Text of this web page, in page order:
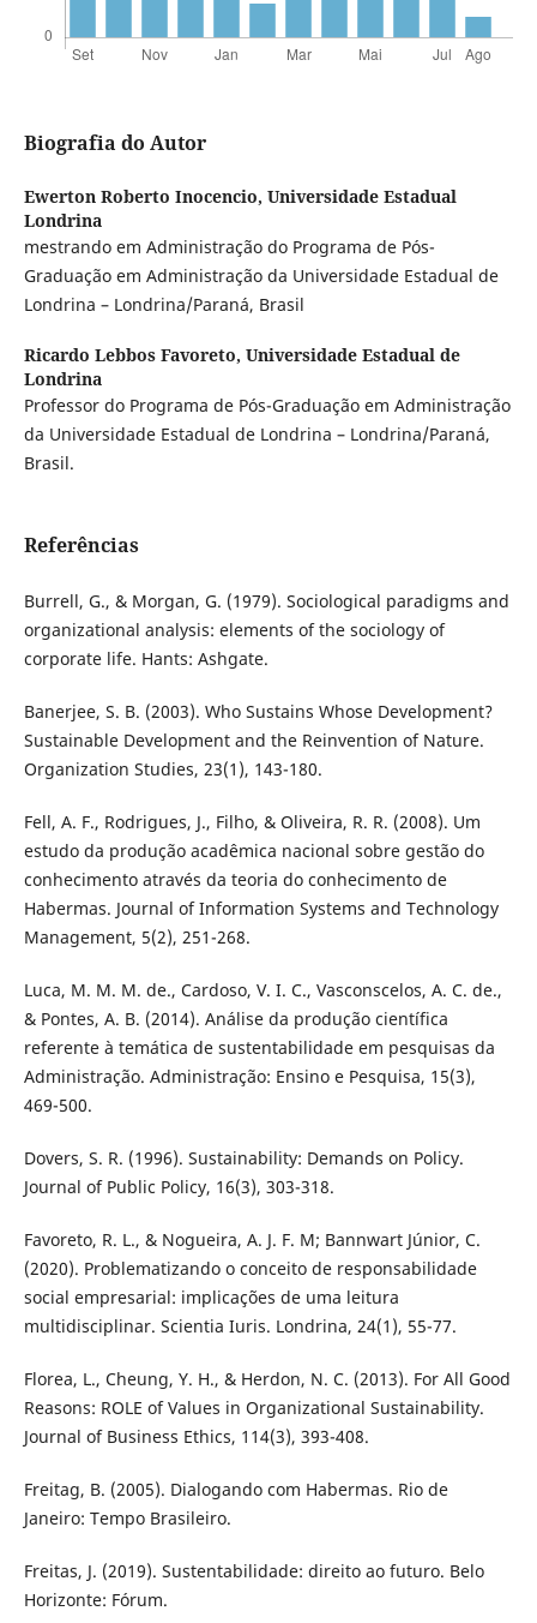
Biografia do Autor
Ewerton Roberto Inocencio, Universidade Estadual
Londrina
mestrando em Administração do Programa de Pós-
Graduação em Administração da Universidade Estadual de
Londrina – Londrina/Paraná, Brasil
Ricardo Lebbos Favoreto, Universidade Estadual de
Londrina
Professor do Programa de Pós-Graduação em Administração
da Universidade Estadual de Londrina – Londrina/Paraná,
Brasil.
Referências
Burrell, G., & Morgan, G. (1979). Sociological paradigms and
organizational analysis: elements of the sociology of
corporate life. Hants: Ashgate.
Banerjee, S. B. (2003). Who Sustains Whose Development?
Sustainable Development and the Reinvention of Nature.
Organization Studies, 23(1), 143-180.
Fell, A. F., Rodrigues, J., Filho, & Oliveira, R. R. (2008). Um
estudo da produção acadêmica nacional sobre gestão do
conhecimento através da teoria do conhecimento de
Habermas. Journal of Information Systems and Technology
Management, 5(2), 251-268.
Luca, M. M. M. de., Cardoso, V. I. C., Vasconscelos, A. C. de.,
& Pontes, A. B. (2014). Análise da produção científica
referente à temática de sustentabilidade em pesquisas da
Administração. Administração: Ensino e Pesquisa, 15(3),
469-500.
Dovers, S. R. (1996). Sustainability: Demands on Policy.
Journal of Public Policy, 16(3), 303-318.
Favoreto, R. L., & Nogueira, A. J. F. M; Bannwart Júnior, C.
(2020). Problematizando o conceito de responsabilidade
social empresarial: implicações de uma leitura
multidisciplinar. Scientia Iuris. Londrina, 24(1), 55-77.
Florea, L., Cheung, Y. H., & Herdon, N. C. (2013). For All Good
Reasons: ROLE of Values in Organizational Sustainability.
Journal of Business Ethics, 114(3), 393-408.
Freitag, B. (2005). Dialogando com Habermas. Rio de
Janeiro: Tempo Brasileiro.
Freitas, J. (2019). Sustentabilidade: direito ao futuro. Belo
Horizonte: Fórum.